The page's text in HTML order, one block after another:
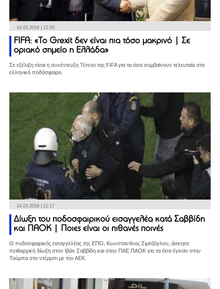
14.03.2018 | 12:50
FIFA: «Το Grexit δεν είναι πια τόσο μακρινό | Σε
οριακό σημείο η Ελλάδα»
Σε εξέλιξη είναι η συνέντευξη Τύπου της FIFA για τα όσα συμβαίνουν τελευταία στο
ελληνικό ποδόσφαιρο.
14.03.2018 | 12:17
Δίωξη του ποδοσφαιρικού εισαγγελέα κατά Σαββίδη
και ΠΑΟΚ | Ποιες είναι οι πιθανές ποινές
Ο ποδοσφαιρικός εισαγγελέας της ΕΠΟ, Κωνσταντίνος Σιμιτζόγλου, άσκησε
πειθαρχική δίωξη στον Ιβάν Σαββίδη και στην ΠΑΕ ΠΑΟΚ για τα όσα έγιναν στην
Τούμπα στο ντέρμπι με την ΑΕΚ.